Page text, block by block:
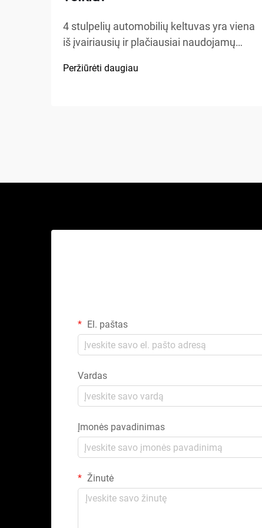
4 stulpelių automobilių keltuvas yra viena
iš įvairiausių ir plačiausiai naudojamų
įrengimuose, namų garažuose bei
Peržiūrėti daugiau
El. paštas
Vardas
Įmonės pavadinimas
Žinutė